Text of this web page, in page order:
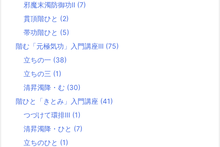
邪魔末濁防御功Ⅱ (7)
貫頂階ひと (2)
帯功階ひと (5)
階む「元極気功」入門講座Ⅲ (75)
立ちの一 (38)
立ちの三 (1)
清昇濁降・む (30)
階ひと「きとみ」入門講座 (41)
つづけて環排Ⅲ (1)
清昇濁降・ひと (7)
立ちのひと (1)